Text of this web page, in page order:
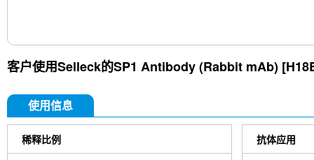
客户使用Selleck的SP1 Antibody (Rabbit mAb)
使用信息
稀释比例 抗体应用